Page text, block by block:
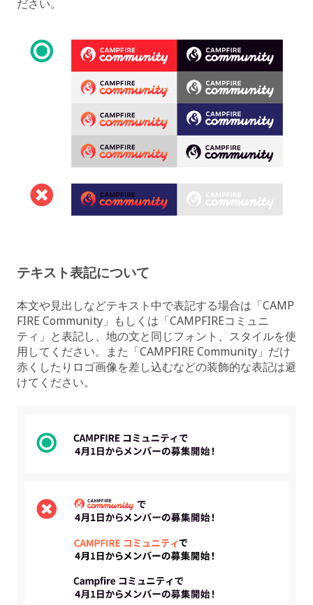
ださい。
テキスト表記について
本文や見出しなどテキスト中で表記する場合は「CAMP
FIRE Community」もしくは「CAMPFIREコミュニ
ティ」と表記し、地の文と同じフォント、スタイルを使
用してください。また「CAMPFIRE Community」だけ
赤くしたりロゴ画像を差し込むなどの装飾的な表記は避
けてください。